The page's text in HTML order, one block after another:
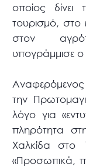
οποίος δίνει
τουρισμό, στο
στον
υπογράμμισε ο
την
λόγο για
πληρότητα
Χαλκίδα στο
«Προσωπικά,